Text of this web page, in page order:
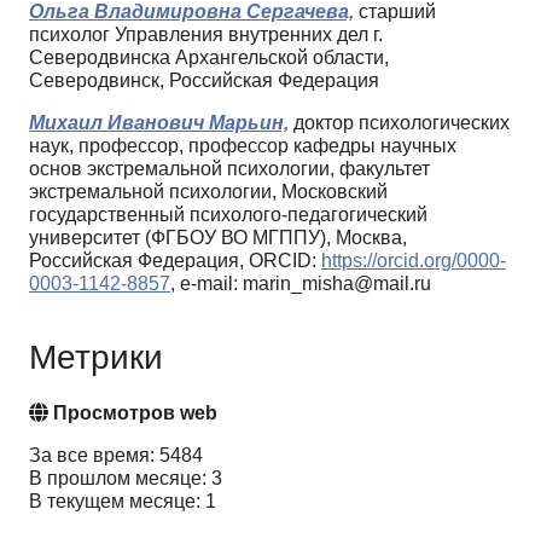
Ольга Владимировна Сергачева, старший
психолог Управления внутренних дел г.
Северодвинска Архангельской области,
Северодвинск, Российская Федерация
Михаил Иванович Марьин, доктор психологических
наук, профессор, профессор кафедры научных
основ экстремальной психологии, факультет
экстремальной психологии, Московский
государственный психолого-педагогический
университет (ФГБОУ ВО МГППУ), Москва,
Российская Федерация, ORCID: https://orcid.org/0000-
0003-1142-8857, e-mail: marin_misha@mail.ru
Метрики
Просмотров web
За все время: 5484
В прошлом месяце: 3
В текущем месяце: 1